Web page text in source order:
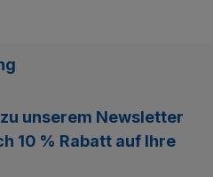
unserem Newsletter
10 % Rabatt auf Ihre